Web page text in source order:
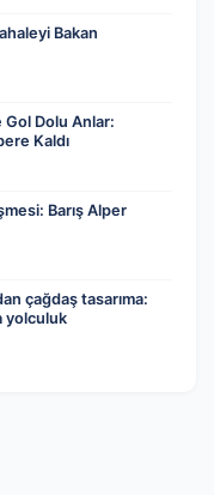
Bakan
Gol Dolu Anlar:
Kaldı
Barış Alper
çağdaş tasarıma:
yolculuk